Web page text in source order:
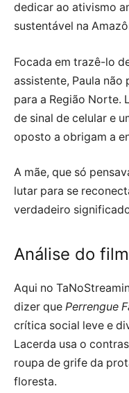
dedicar ao ativismo
sustentável na
Focada em trazê-lo
assistente, Paula não
para a Região Norte.
de sinal de celular e
oposto a obrigam a
A mãe, que só
lutar para se
verdadeiro
Análise do
Aqui no
dizer que Perrengue
crítica social leve e
Lacerda usa o
roupa de grife da
floresta.